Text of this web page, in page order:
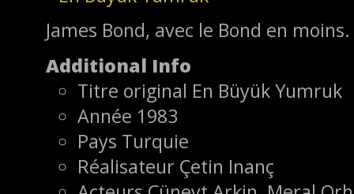
James Bond, avec le Bond en moins.
Additional Info
Titre original En Büyük Yumruk
Année 1983
Pays Turquie
Réalisateur Çetin Inanç